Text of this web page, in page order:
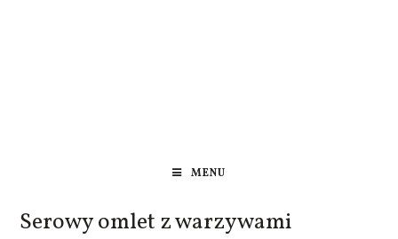
MENU
Serowy omlet z warzywami